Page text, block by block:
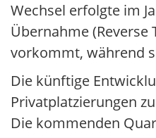
Wechsel erfolgte im
Übernahme (Reverse
vorkommt, während
Die künftige
Privatplatzierungen
Die kommenden